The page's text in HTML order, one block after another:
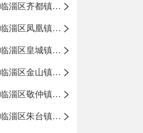
临淄区齐都镇中心学校
临淄区凤凰镇中心学校
临淄区皇城镇中心学校
临淄区金山镇中心学校
临淄区敬仲镇中心学校
临淄区朱台镇中心学校